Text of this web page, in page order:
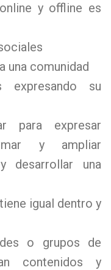
y offline es
una comunidad
expresando su
para expresar
y ampliar
desarrollar una
igual dentro y
o grupos de
contenidos y